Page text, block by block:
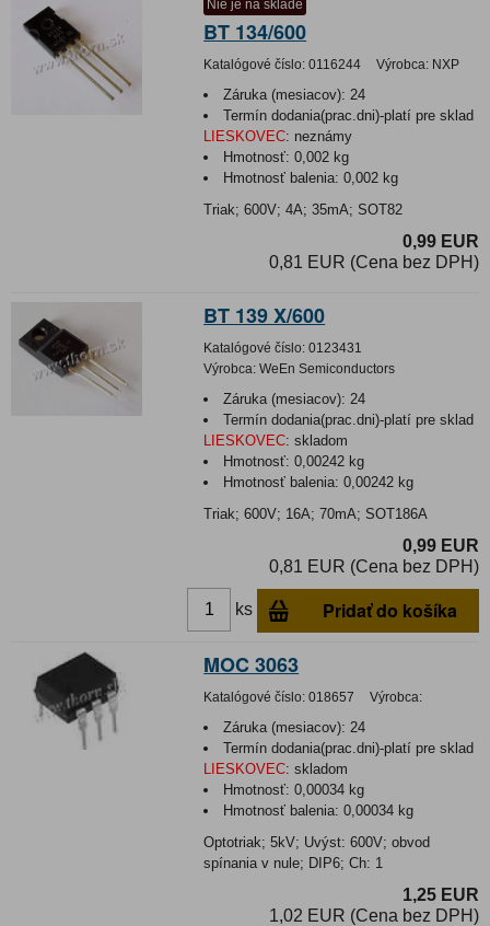
Nie je na sklade
BT 134/600
Katalógové číslo: 0116244 Výrobca: NXP
Záruka (mesiacov): 24
Termín dodania(prac.dni)-platí pre sklad
LIESKOVEC: neznámy
Hmotnosť:0,002 kg
Hmotnosť balenia:0,002 kg
Triak; 600V; 4A; 35mA; SOT82
0,99 EUR
0,81 EUR (Cena bez DPH)
BT 139 X/600
Katalógové číslo: 0123431
Výrobca: WeEn Semiconductors
Záruka (mesiacov): 24
Termín dodania(prac.dni)-platí pre sklad
LIESKOVEC: skladom
Hmotnosť:0,00242 kg
Hmotnosť balenia:0,00242 kg
Triak; 600V; 16A; 70mA; SOT186A
0,99 EUR
0,81 EUR (Cena bez DPH)
ks Pridať do košíka
MOC 3063
Katalógové číslo: 018657 Výrobca:
Záruka (mesiacov): 24
Termín dodania(prac.dni)-platí pre sklad
LIESKOVEC: skladom
Hmotnosť:0,00034 kg
Hmotnosť balenia:0,00034 kg
Optotriak; 5kV; Uvýst: 600V; obvod
spínania v nule; DIP6; Ch: 1
1,25 EUR
1,02 EUR (Cena bez DPH)